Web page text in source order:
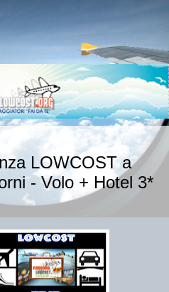
LOWCOST a
- Volo + Hotel 3*